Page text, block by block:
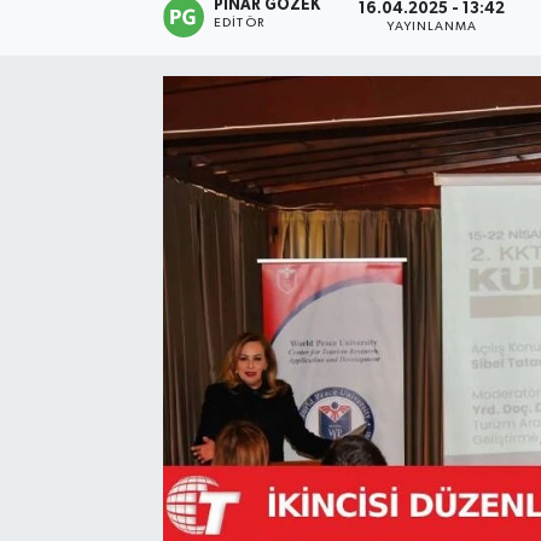
PINAR GÖZEK
EDITÖR
16.04.2025 - 13:42
YAYINLANMA